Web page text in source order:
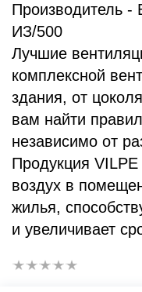
Производитель -
ИЗ/500
Лучшие
комплексной
здания, от
вам найти
независимо от
Продукция VILPE
воздух в
жилья,
и увеличивает